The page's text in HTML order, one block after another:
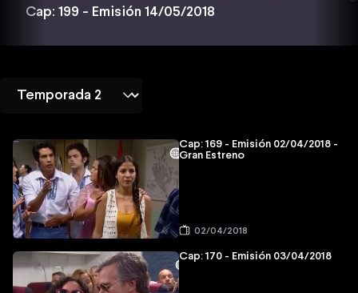
Cap: 199 - Emisión 14/05/2018
Cap: 169 - Emisión 02/04/2018 -
Gran Estreno
02/04/2018
Cap: 170 - Emisión 03/04/2018